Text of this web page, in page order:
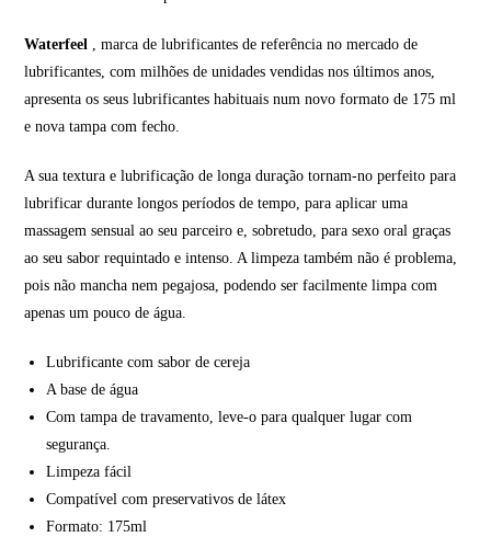
Waterfeel , marca de lubrificantes de referência no mercado de
lubrificantes, com milhões de unidades vendidas nos últimos anos,
apresenta os seus lubrificantes habituais num novo formato de 175 ml
e nova tampa com fecho.
A sua textura e lubrificação de longa duração tornam-no perfeito para
lubrificar durante longos períodos de tempo, para aplicar uma
massagem sensual ao seu parceiro e, sobretudo, para sexo oral graças
ao seu sabor requintado e intenso. A limpeza também não é problema,
pois não mancha nem pegajosa, podendo ser facilmente limpa com
apenas um pouco de água.
Lubrificante com sabor de cereja
A base de água
Com tampa de travamento, leve-o para qualquer lugar com
segurança.
Limpeza fácil
Compatível com preservativos de látex
Formato: 175ml